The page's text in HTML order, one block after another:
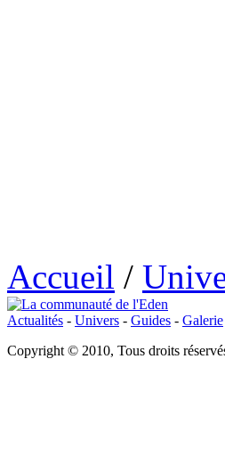
Accueil /
Actualités - Univers - Guides - Galerie
Copyright © 2010, Tous droits